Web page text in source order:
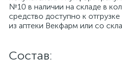
№10 в наличии на складе в
средство доступно к
из аптеки Векфарм или со
Cостав: